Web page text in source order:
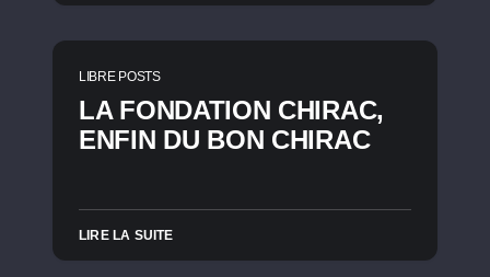
LIBRE POSTS
LA FONDATION CHIRAC,
ENFIN DU BON CHIRAC
LIRE LA SUITE